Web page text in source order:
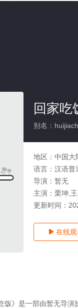
回家吃
别名：
地区： 中国大
语言： 汉语普
导演： 暂无
主演： 栗坤,
更新时间：
 在线
饭》是一部由暂无导